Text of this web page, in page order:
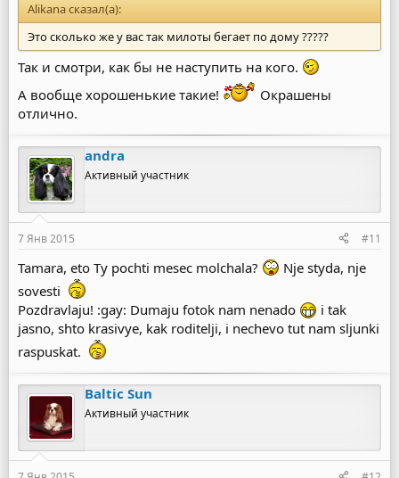
Alikana сказал(а):
Это сколько же у вас так милоты бегает по дому ?????
Так и смотри, как бы не наступить на кого.
А вообще хорошенькие такие!
Окрашены
отлично.
andra
Активный участник
7 Янв 2015 #11
Tamara, eto Ty pochti mesec molchala?
Nje styda, nje
sovesti
Pozdravlaju! :gay: Dumaju fotok nam nenado
i tak
jasno, shto krasivye, kak roditelji, i nechevo tut nam sljunki
raspuskat.
Baltic Sun
Активный участник